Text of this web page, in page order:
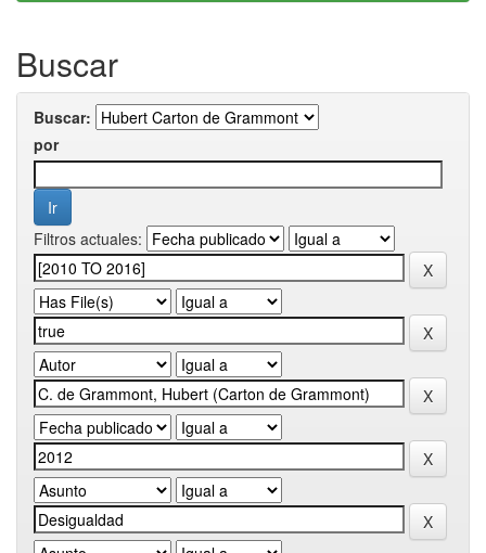
Buscar
Buscar:
por
Filtros actuales: